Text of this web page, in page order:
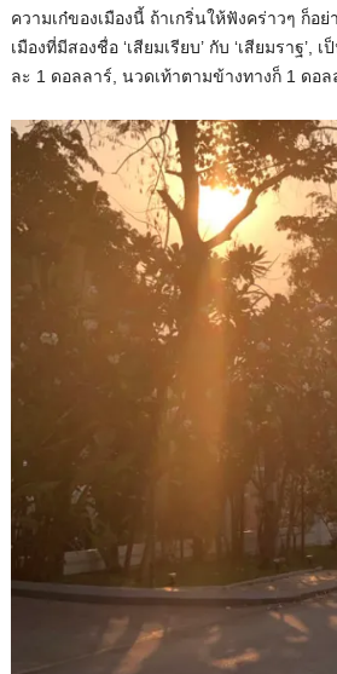
ความเก๋ของเมืองนี้ ถ้าเกริ่นให้ฟังคร่าวๆ ก็
เมืองที่มีสองชื่อ ‘เสียมเรียบ’ กับ ‘เสียมราฐ
ละ 1 ดอลลาร์, นวดเท้าตามข้างทางก็ 1 ดอล